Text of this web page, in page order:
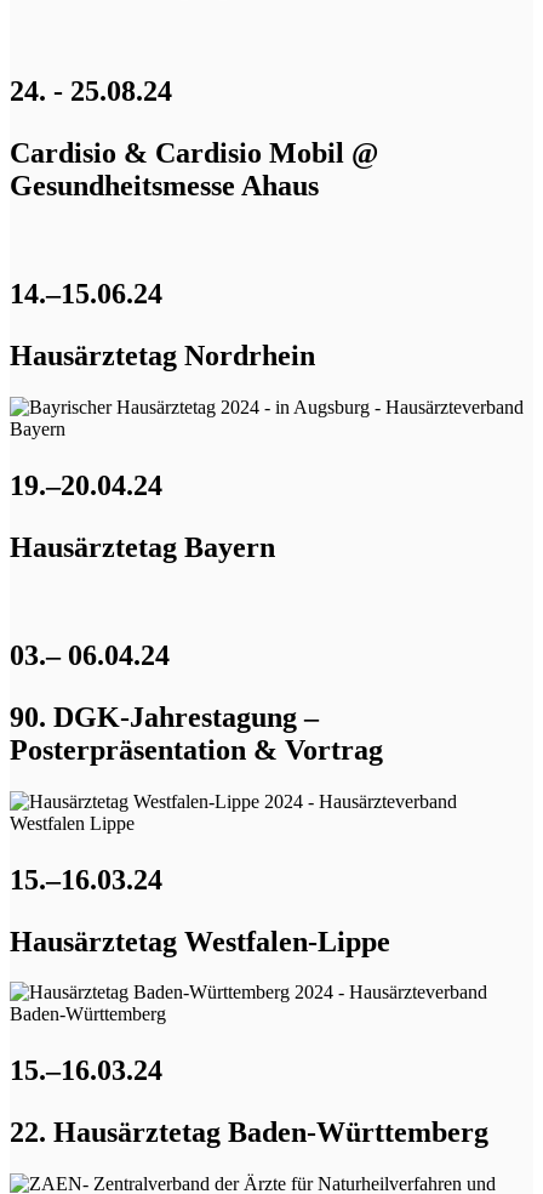
24. - 25.08.24
Cardisio & Cardisio Mobil @
Gesundheitsmesse Ahaus
14.–15.06.24
Hausärztetag Nordrhein
19.–20.04.24
Hausärztetag Bayern
03.– 06.04.24
90. DGK-Jahrestagung –
Posterpräsentation & Vortrag
15.–16.03.24
Hausärztetag Westfalen-Lippe
15.–16.03.24
22. Hausärztetag Baden-Württemberg